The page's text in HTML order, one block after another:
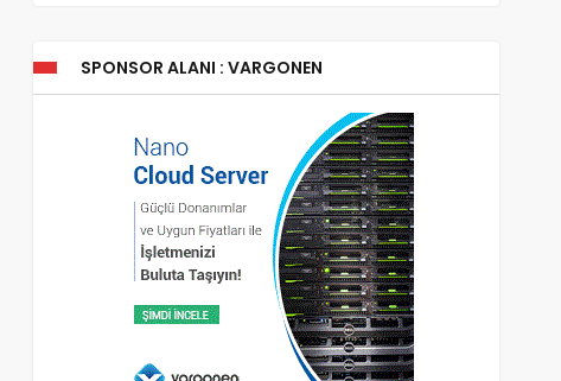
SPONSOR ALANI : VARGONEN